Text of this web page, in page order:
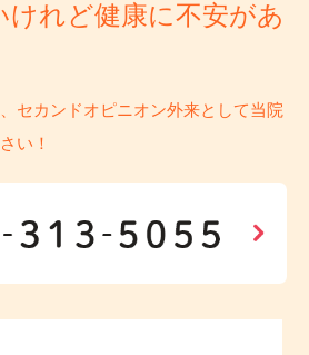
けれど健康に不安があ
セカンドオピニオン外来として当院
い！